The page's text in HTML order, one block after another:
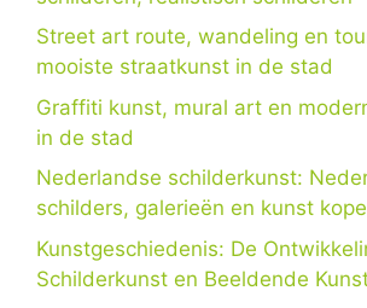
Street art route, wandeling en
mooiste straatkunst in de stad
Graffiti kunst, mural art en
in de stad
Nederlandse schilderkunst:
schilders, galerieën en kunst
Kunstgeschiedenis: De
Schilderkunst en Beeldende